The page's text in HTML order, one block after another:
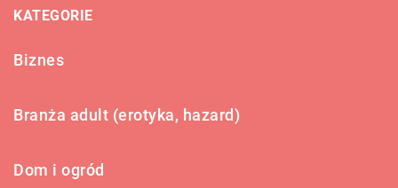
KATEGORIE
Biznes
Branża adult (erotyka, hazard)
Dom i ogród